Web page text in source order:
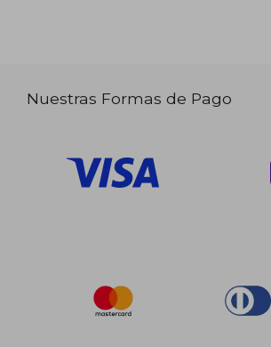
Nuestras Formas de Pago